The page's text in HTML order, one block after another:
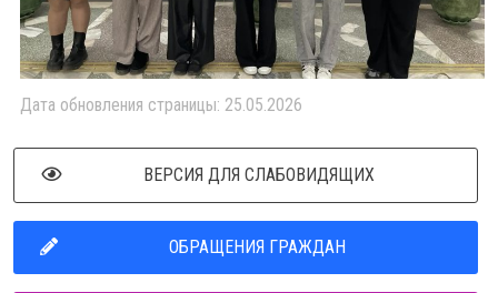
Дата обновления страницы: 25.05.2026
ВЕРСИЯ ДЛЯ СЛАБОВИДЯЩИХ
ОБРАЩЕНИЯ ГРАЖДАН